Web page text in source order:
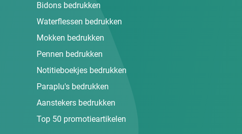
Bidons bedrukken
Waterflessen bedrukken
Mokken bedrukken
Pennen bedrukken
Notitieboekjes bedrukken
Paraplu's bedrukken
Aanstekers bedrukken
Top 50 promotieartikelen